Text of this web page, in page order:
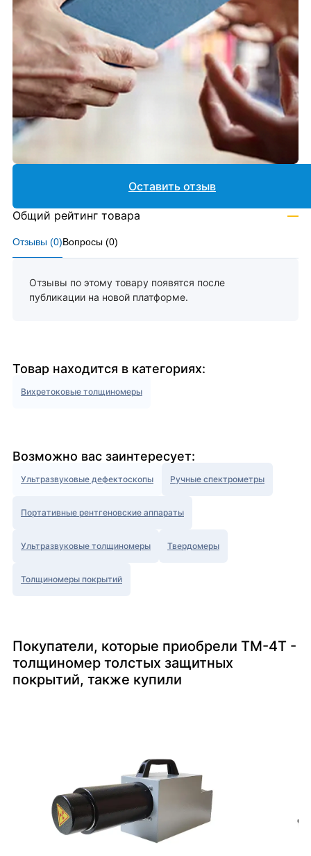
Отзывы (0)Вопросы (0)
Отзывы по этому товару появятся после
публикации на новой платформе.
Оставить отзыв
Общий рейтинг товара —
Товар находится в категориях:
Вихретоковые толщиномеры
Возможно вас заинтересует:
Ультразвуковые дефектоскопы Ручные спектрометры
Портативные рентгеновские аппараты
Ультразвуковые толщиномеры Твердомеры
Толщиномеры покрытий
Покупатели, которые приобрели ТМ-4T -
толщиномер толстых защитных
покрытий, также купили